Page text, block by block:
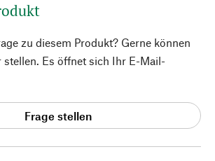
zu diesem Produkt? Gerne können
stellen. Es öffnet sich Ihr E-Mail-
Frage stellen